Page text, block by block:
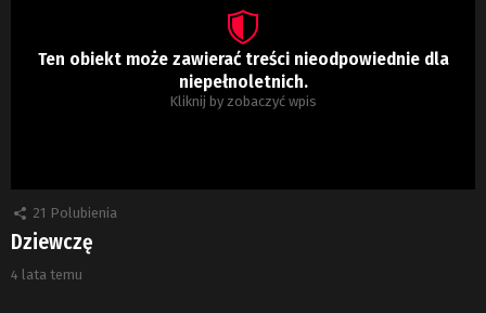
Ten obiekt może zawierać treści nieodpowiednie dla
niepełnoletnich.
Kliknij by zobaczyć wpis
21 Polubienia
Dziewczę
4 lata temu